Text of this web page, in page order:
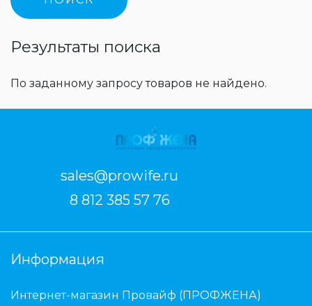
Результаты поиска
По заданному запросу товаров не найдено.
sales@prowife.ru
8 812 385 57 76
Информация
Интернет-магазин Провайф (ПРОФЖЕНА)